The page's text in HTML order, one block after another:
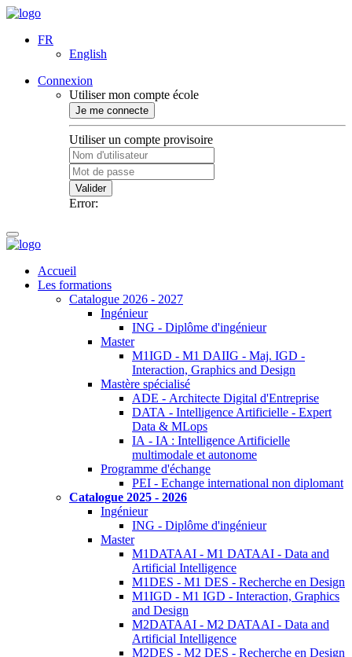
FR
English
Connexion
Utiliser mon compte école
Je me connecte
Utiliser un compte provisoire
Valider
Error:
Accueil
Les formations
Catalogue 2026 - 2027
Ingénieur
ING - Diplôme d'ingénieur
Master
M1IGD - M1 DAIIG - Maj. IGD -
Interaction, Graphics and Design
Mastère spécialisé
ADE - Architecte Digital d'Entreprise
DATA - Intelligence Artificielle - Expert
Data & MLops
IA - IA : Intelligence Artificielle
multimodale et autonome
Programme d'échange
PEI - Echange international non diplomant
Catalogue 2025 - 2026
Ingénieur
ING - Diplôme d'ingénieur
Master
M1DATAAI - M1 DATAAI - Data and
Artificial Intelligence
M1DES - M1 DES - Recherche en Design
M1IGD - M1 IGD - Interaction, Graphics
and Design
M2DATAAI - M2 DATAAI - Data and
Artificial Intelligence
M2DES - M2 DES - Recherche en Design